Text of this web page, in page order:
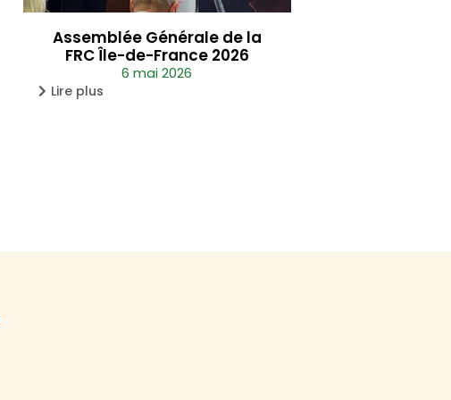
Assemblée Générale de la
FRC Île-de-France 2026
6 mai 2026
Lire plus